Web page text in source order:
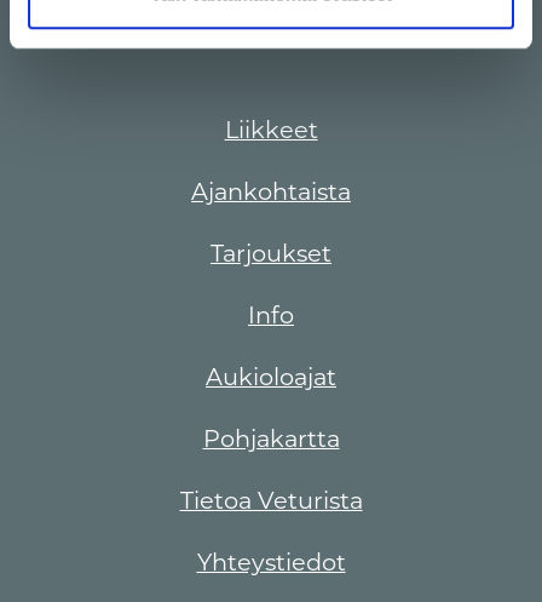
Liikkeet
Ajankohtaista
Tarjoukset
Info
Aukioloajat
Pohjakartta
Tietoa Veturista
Yhteystiedot